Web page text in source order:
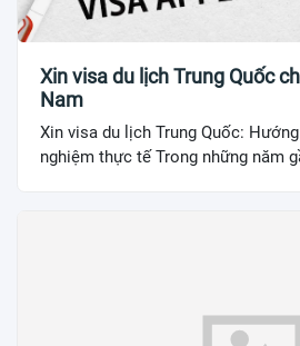
Xin visa du lịch Trung Quốc
Nam
Xin visa du lịch Trung Quốc:
nghiệm thực tế Trong những năm